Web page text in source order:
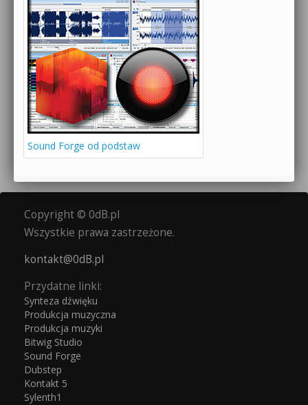
Sound Forge od podstaw
Copyright © 0dB.pl
Wszystkie prawa zastrzeżone.
kontakt@0dB.pl
Przydatne linki:
Synteza dźwięku
Produkcja muzyczna
Produkcja muzyki
Bitwig Studio
Sound Forge
Dubstep
Kontakt 5
Sylenth1